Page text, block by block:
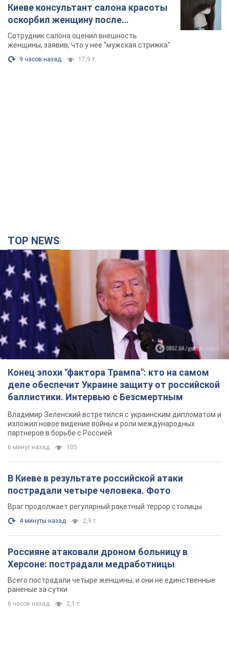
Конец эпохи "фактора Трампа": кто на самом
деле обеспечит Украине защиту от российской
баллистики. Интервью с Безсмертным
Владимир Зеленский встретился с украинским дипломатом и
изложил новое видение войны и роли международных
партнеров в борьбе с Россией
6 минут назад
В Киеве в результате российской атаки
пострадали четыре человека. Фото
Враг продолжает регулярный ракетный террор столицы
4 минуты назад 2,9 т.
Россияне атаковали дроном больницу в
Херсоне: пострадали медработницы
Всего пострадали четыре женщины, и они не единственные
раненые за сутки
6 часов назад